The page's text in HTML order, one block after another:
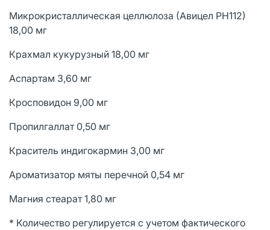
Микрокристаллическая целлюлоза (Авицел РН112)
18,00 мг
Крахмал кукурузный 18,00 мг
Аспартам 3,60 мг
Кросповидон 9,00 мг
Пропилгаллат 0,50 мг
Краситель индигокармин 3,00 мг
Ароматизатор мяты перечной 0,54 мг
Магния стеарат 1,80 мг
* Количество регулируется с учетом фактического